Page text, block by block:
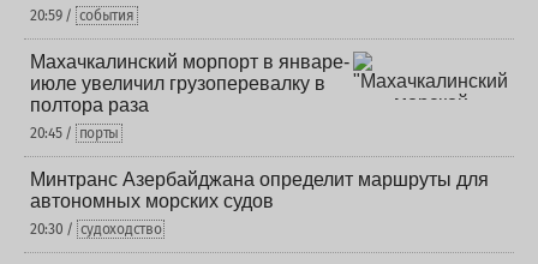
20:59 / события
Махачкалинский морпорт в январе-
июле увеличил грузоперевалку в
полтора раза
20:45 / порты
Минтранс Азербайджана определит маршруты для
автономных морских судов
20:30 / судоходство